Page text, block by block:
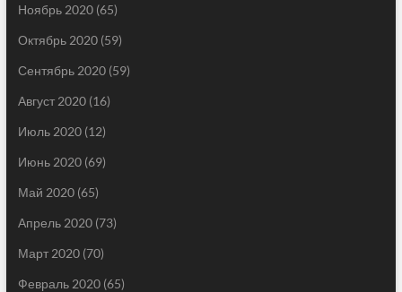
Ноябрь 2020(65)
Октябрь 2020(59)
Сентябрь 2020(59)
Август 2020(16)
Июль 2020(12)
Июнь 2020(69)
Май 2020(65)
Апрель 2020(73)
Март 2020(70)
Февраль 2020(65)